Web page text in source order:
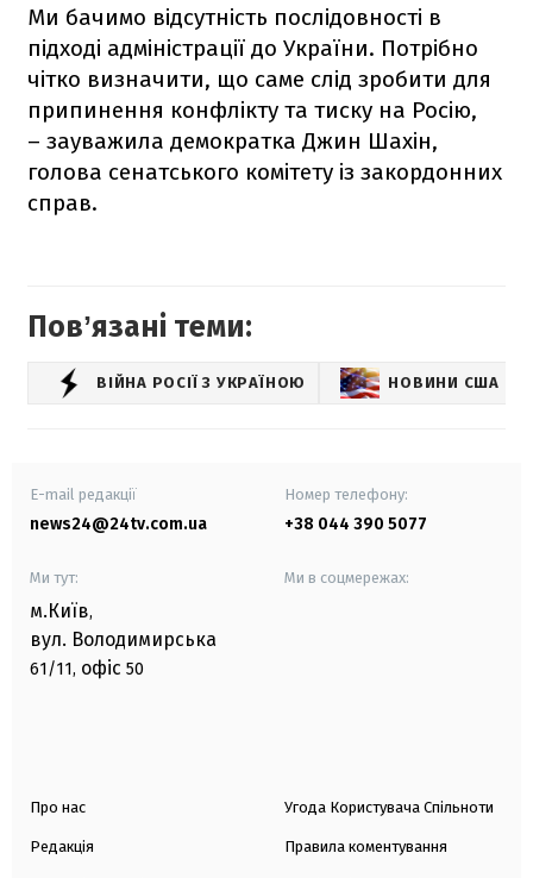
Ми бачимо відсутність послідовності в
підході адміністрації до України. Потрібно
чітко визначити, що саме слід зробити для
припинення конфлікту та тиску на Росію,
– зауважила демократка Джин Шахін,
голова сенатського комітету із закордонних
справ.
Повʼязані теми:
ВІЙНА РОСІЇ З УКРАЇНОЮ НОВИНИ США
E-mail редакції
news24@24tv.com.ua
Номер телефону:
+38 044 390 5077
Ми тут:
м.Київ,
вул. Володимирська
61/11, офіс 50
Ми в соцмережах:
Про нас
Редакція
Угода Користувача Спільноти
Правила коментування